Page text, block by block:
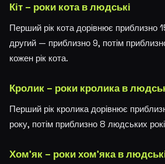
Кіт – роки кота в людські
Перший рік кота дорівнює приблизно
другий — приблизно 9, потім
кожен рік кота.
Кролик – роки кролика в
Перший рік кролика дорівнює
року, потім приблизно 8 людських
Хом'як – роки хом'яка в